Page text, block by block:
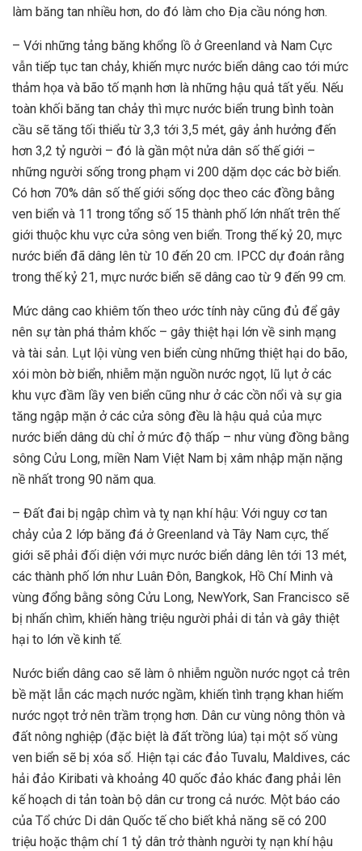
làm băng tan nhiều hơn, do đó làm cho Địa cầu nóng hơn.
– Với những tảng băng khổng lồ ở Greenland và Nam Cực
vẫn tiếp tục tan chảy, khiến mực nước biển dâng cao tới mức
thảm họa và bão tố mạnh hơn là những hậu quả tất yếu. Nếu
toàn khối băng tan chảy thì mực nước biển trung bình toàn
cầu sẽ tăng tối thiểu từ 3,3 tới 3,5 mét, gây ảnh hưởng đến
hơn 3,2 tỷ người – đó là gần một nửa dân số thế giới –
những người sống trong phạm vi 200 dặm dọc các bờ biển.
Có hơn 70% dân số thế giới sống dọc theo các đồng bằng
ven biển và 11 trong tổng số 15 thành phố lớn nhất trên thế
giới thuộc khu vực cửa sông ven biển. Trong thế kỷ 20, mực
nước biển đã dâng lên từ 10 đến 20 cm. IPCC dự đoán rằng
trong thế kỷ 21, mực nước biển sẽ dâng cao từ 9 đến 99 cm.
Mức dâng cao khiêm tốn theo ước tính này cũng đủ để gây
nên sự tàn phá thảm khốc – gây thiệt hại lớn về sinh mạng
và tài sản. Lụt lội vùng ven biển cùng những thiệt hại do bão,
xói mòn bờ biển, nhiễm mặn nguồn nước ngọt, lũ lụt ở các
khu vực đầm lầy ven biển cũng như ở các cồn nổi và sự gia
tăng ngập mặn ở các cửa sông đều là hậu quả của mực
nước biển dâng dù chỉ ở mức độ thấp – như vùng đồng bằng
sông Cửu Long, miền Nam Việt Nam bị xâm nhập mặn nặng
nề nhất trong 90 năm qua.
– Đất đai bị ngập chìm và tỵ nạn khí hậu: Với nguy cơ tan
chảy của 2 lớp băng đá ở Greenland và Tây Nam cực, thế
giới sẽ phải đối diện với mực nước biển dâng lên tới 13 mét,
các thành phố lớn như Luân Đôn, Bangkok, Hồ Chí Minh và
vùng đổng bằng sông Cửu Long, NewYork, San Francisco sẽ
bị nhấn chìm, khiến hàng triệu người phải di tản và gây thiệt
hại to lớn về kinh tế.
Nước biển dâng cao sẽ làm ô nhiễm nguồn nước ngọt cả trên
bề mặt lẫn các mạch nước ngầm, khiến tình trạng khan hiếm
nước ngọt trở nên trầm trọng hơn. Dân cư vùng nông thôn và
đất nông nghiệp (đặc biệt là đất trồng lúa) tại một số vùng
ven biển sẽ bị xóa sổ. Hiện tại các đảo Tuvalu, Maldives, các
hải đảo Kiribati và khoảng 40 quốc đảo khác đang phải lên
kế hoạch di tản toàn bộ dân cư trong cả nước. Một báo cáo
của Tổ chức Di dân Quốc tế cho biết khả năng sẽ có 200
triệu hoặc thậm chí 1 tỷ dân trở thành người tỵ nạn khí hậu